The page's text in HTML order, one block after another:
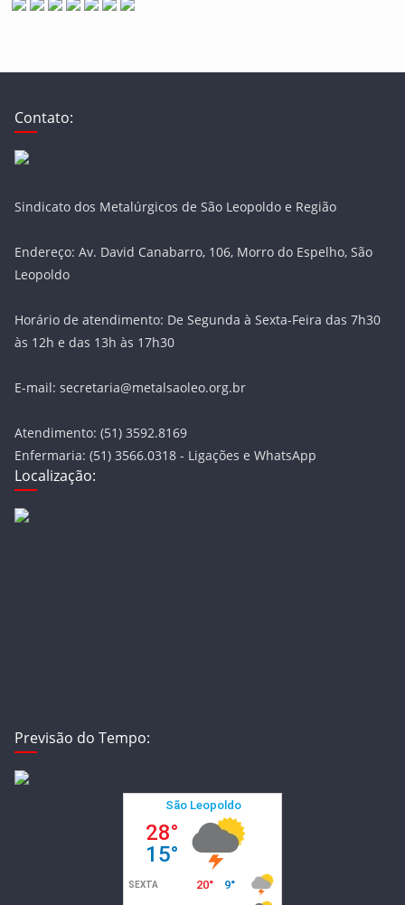
Contato:
Sindicato dos Metalúrgicos de São Leopoldo e Região
Endereço: Av. David Canabarro, 106, Morro do Espelho, São
Leopoldo
Horário de atendimento: De Segunda à Sexta-Feira das 7h30
às 12h e das 13h às 17h30
E-mail: secretaria@metalsaoleo.org.br
Atendimento: (51) 3592.8169
Enfermaria: (51) 3566.0318 - Ligações e WhatsApp
Localização:
Previsão do Tempo: